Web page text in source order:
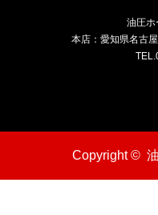
油圧ホ
本店：愛知県名古
Copyright ©